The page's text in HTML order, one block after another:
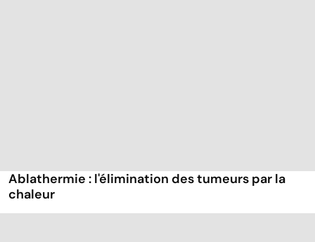
Ablathermie : l'élimination des tumeurs par la
chaleur